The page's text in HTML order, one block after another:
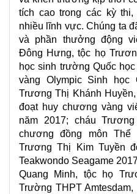
tích cao trong các kỳ
nhiều lĩnh vực. Chúng ta
và phần thưởng động
Đông Hưng, tộc họ
học sinh trường Quốc
vàng Olympic Sinh học
Trương Thị Khánh
đoạt huy chương vàng
năm 2017; cháu
chương đồng môn Thể
Trương Thị Kim Tuyền
Teakwondo Seagame
Quang Minh, tộc họ
Trường THPT